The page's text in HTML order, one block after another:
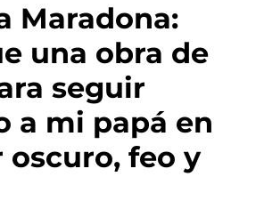
Maradona:
una obra de
seguir
a mi papá en
oscuro, feo y